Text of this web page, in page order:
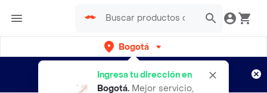
Bogotá
Ingresa tu dirección en
Bogotá. Mejor servicio,
envíos gratis por semanas
Aplican TyC